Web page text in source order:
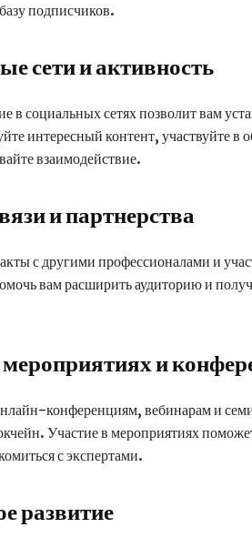
подписчиков.
сети и активность
в социальных сетях позволит вам
интересный контент, участвуйте в
взаимодействие.
и партнерства
с другими профессионалами и
вам расширить аудиторию и
и
конференциям, вебинарам и
Участие в мероприятиях
с экспертами.
развитие